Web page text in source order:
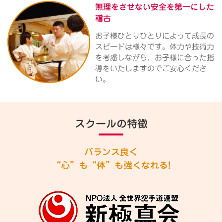
無理をさせない安全を第一にした
稽古
お子様ひとりひとりによって成長の
スピードは様々です。体力や技術力
を考慮しながら、お子様に合った指
導をいたしますのでご安心くださ
い。
スクールの特徴
バランス良く
“心”も“体”も強くなれる!